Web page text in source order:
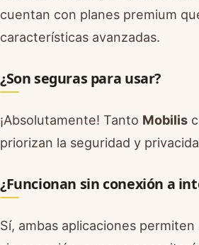
cuentan con planes premium
características avanzadas.
¿Son seguras para usar?
¡Absolutamente! Tanto Mobilis
priorizan la seguridad y
¿Funcionan sin conexión a
Sí, ambas aplicaciones